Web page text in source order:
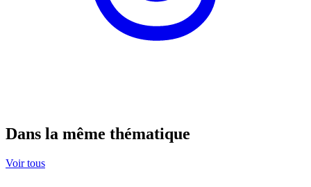
Dans la même thématique
Voir tous